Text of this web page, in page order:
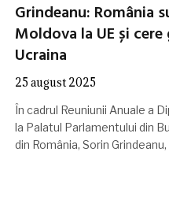
Grindeanu: România
Moldova la UE și
Ucraina
25 august 2025
În cadrul Reuniunii Anuale a
la Palatul Parlamentului din
din România, Sorin